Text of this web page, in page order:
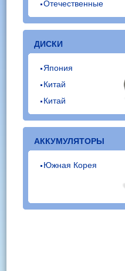
Отечественные
ДИСКИ
Япония
Китай
Китай
АККУМУЛЯТОРЫ
Южная Корея